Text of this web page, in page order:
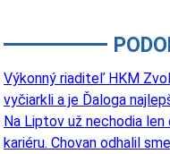
Výkonný riaditeľ HKM
vyčiarkli a je Ďaloga
Na Liptov už nechodia
kariéru. Chovan odhalil